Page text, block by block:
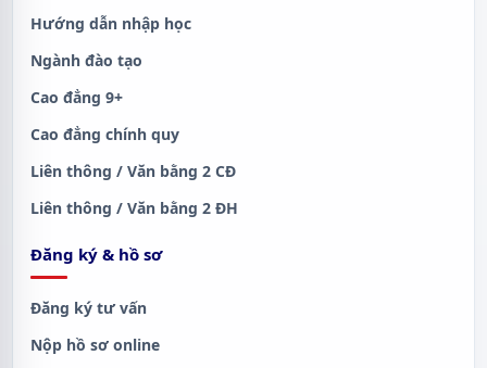
Hướng dẫn nhập học
Ngành đào tạo
Cao đẳng 9+
Cao đẳng chính quy
Liên thông / Văn bằng 2 CĐ
Liên thông / Văn bằng 2 ĐH
Đăng ký & hồ sơ
Đăng ký tư vấn
Nộp hồ sơ online